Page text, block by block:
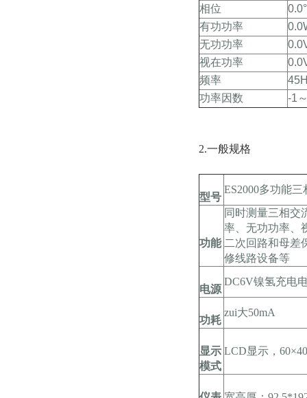
相位
有功功率
无功功率
视在功率
频率
功率因数
-1
2.一般规格
型号
ES2000多功能
功能
同时测量三相交
率、无功功率、
二次回路和母差
修线路设备等
电源
DC6V镍氢充电
功耗
zui大50mA
显示
模式
LCD显示，